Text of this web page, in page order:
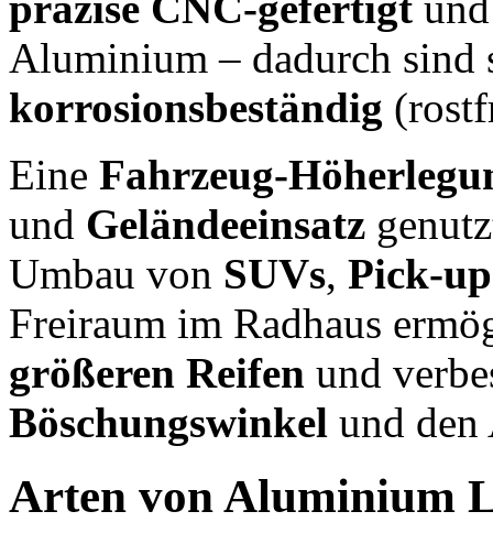
Aluminium – dadurch sind
korrosionsbeständig
Eine Fahrzeug-
und Geländeeinsatz
Umbau von SUVs, Pick-
Freiraum im Radhaus
größeren Reifen und
Böschungswinkel und den
Arten von Aluminium